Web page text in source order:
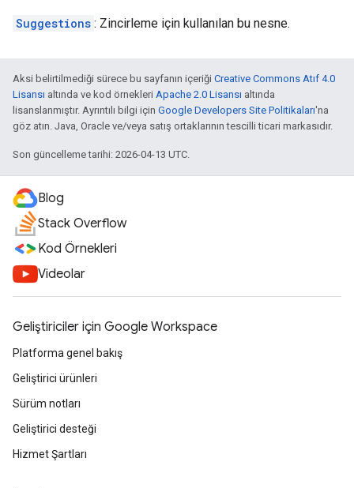
Suggestions : Zincirleme için kullanılan bu nesne.
Aksi belirtilmediği sürece bu sayfanın içeriği Creative Commons Atıf 4.0
Lisansı altında ve kod örnekleri Apache 2.0 Lisansı altında
lisanslanmıştır. Ayrıntılı bilgi için Google Developers Site Politikaları'na
göz atın. Java, Oracle ve/veya satış ortaklarının tescilli ticari markasıdır.
Son güncelleme tarihi: 2026-04-13 UTC.
Blog
Stack Overflow
Kod Örnekleri
Videolar
Geliştiriciler için Google Workspace
Platforma genel bakış
Geliştirici ürünleri
Sürüm notları
Geliştirici desteği
Hizmet Şartları